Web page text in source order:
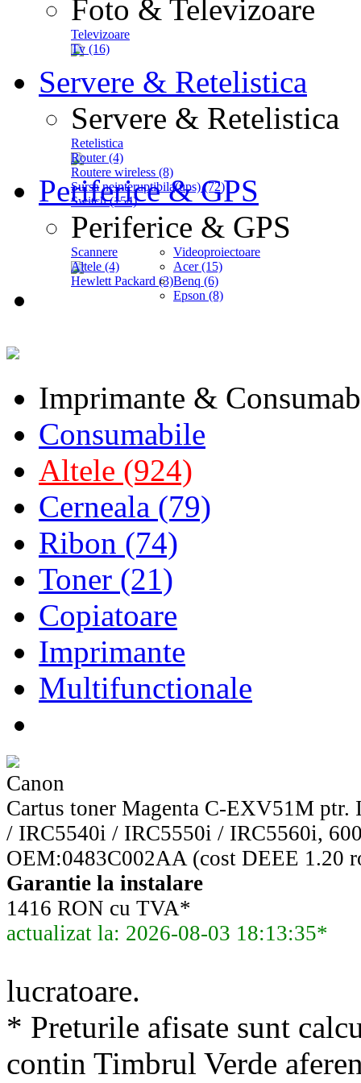
Foto & Televizoare
Televizoare
Tv (16)
Servere & Retelistica
Servere & Retelistica
Retelistica
Router (4)
Routere wireless (8)
Sursa neinteruptibila(ups) (72)
Switch (154)
Periferice & GPS
Periferice & GPS
Scannere
Altele (4)
Hewlett Packard (3)
Videoproiectoare
Acer (15)
Benq (6)
Epson (8)
Imprimante &
Consumabile
Altele (924)
Cerneala (79)
Ribon (74)
Toner (21)
Copiatoare
Imprimante
Multifunctionale
Canon
Cartus toner Magenta C-EXV51M ptr.
/ IRC5540i / IRC5550i / IRC5560i,
OEM:0483C002AA (cost DEEE 1.20
Garantie la instalare
1416 RON cu TVA*
actualizat la: 2026-08-03 18:13:35*
lucratoare.
* Preturile afisate sunt
contin Timbrul Verde